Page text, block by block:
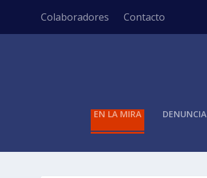
Colaboradores Contacto
EN LA MIRA